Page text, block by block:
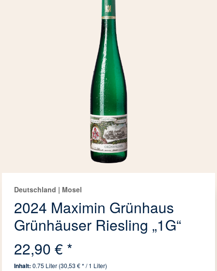
Deutschland | Mosel
2024 Maximin Grünhaus
Grünhäuser Riesling „1G“
22,90 € *
Inhalt:0.75 Liter (30,53 € * / 1 Liter)